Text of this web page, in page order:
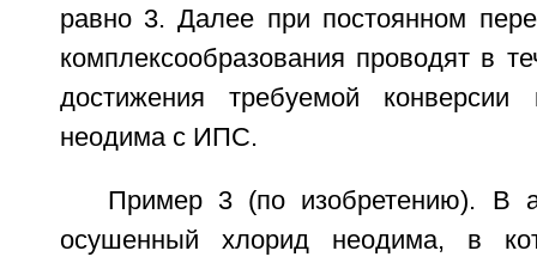
равно 3. Далее при постоянном
комплексообразования проводят в
достижения требуемой конверсии
неодима с ИПС.
Пример 3 (по изобретению). В
осушенный хлорид неодима, в